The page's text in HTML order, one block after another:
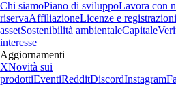
Chi siamoPiano di sviluppoLavora con
riservaAffiliazioneLicenze e registrazioni
assetSostenibilità ambientaleCapitale
interesse
Aggiornamenti
XNovità sui
prodottiEventiRedditDiscordInstagram